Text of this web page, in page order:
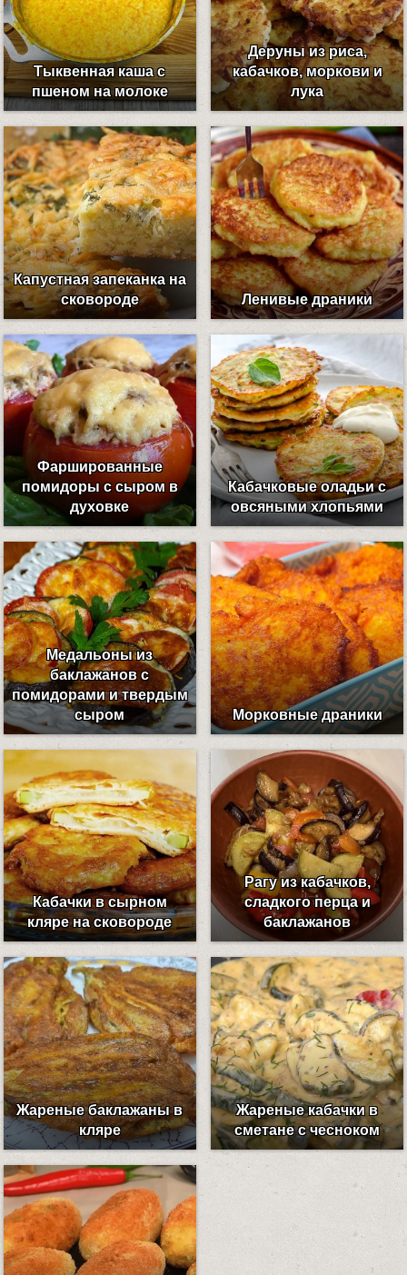
Тыквенная каша с
пшеном на молоке
Деруны из риса,
кабачков, моркови и
лука
Капустная запеканка на
сковороде
Ленивые драники
Фаршированные
помидоры с сыром в
духовке
Кабачковые оладьи с
овсяными хлопьями
Медальоны из
баклажанов с
помидорами и твердым
сыром
Морковные драники
Кабачки в сырном
кляре на сковороде
Рагу из кабачков,
сладкого перца и
баклажанов
Жареные баклажаны в
кляре
Жареные кабачки в
сметане с чесноком